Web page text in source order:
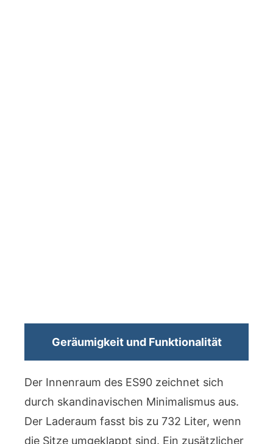
Geräumigkeit und Funktionalität
Der Innenraum des ES90 zeichnet sich
durch skandinavischen Minimalismus aus.
Der Laderaum fasst bis zu 732 Liter, wenn
die Sitze umgeklappt sind. Ein zusätzlicher